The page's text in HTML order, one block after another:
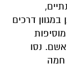
במגוון דרכים
נסו
חמה